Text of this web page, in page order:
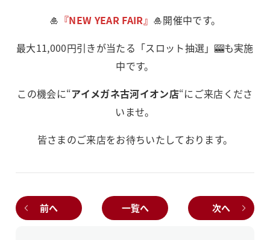
🎍 『NEW YEAR FAIR』 🎍開催中です。
最大11,000円引きが当たる「スロット抽選」🎰も実施
中です。
この機会に“アイメガネ古河イオン店“にご来店くださ
いませ。
皆さまのご来店をお待ちいたしております。
前へ 一覧へ 次へ